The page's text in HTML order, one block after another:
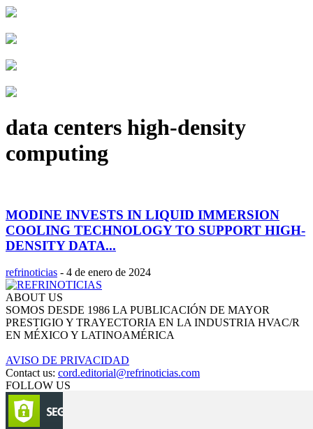
data centers high-density
computing
MODINE INVESTS IN LIQUID IMMERSION
COOLING TECHNOLOGY TO SUPPORT HIGH-
DENSITY DATA...
refrinoticias - 4 de enero de 2024
ABOUT US
SOMOS DESDE 1986 LA PUBLICACIÓN DE MAYOR
PRESTIGIO Y TRAYECTORIA EN LA INDUSTRIA HVAC/R
EN MÉXICO Y LATINOAMÉRICA
AVISO DE PRIVACIDAD
Contact us: cord.editorial@refrinoticias.com
FOLLOW US